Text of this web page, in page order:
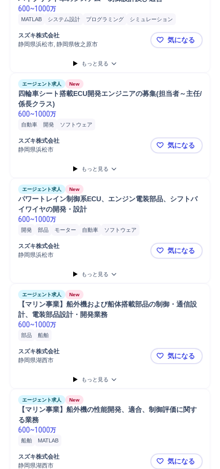
600~1000万
MATLAB システム設計 プログラミング
シミュレーション
電子工学
電池/電子材料
スズキ株式会社
静岡県浜松市, 静岡県牧之原市
ハイブリッ
気になる
もっと見る
エージェント求人 New
四輪車シート搭載ECU開発エンジニアの募集(担当者～主任/
係長クラス)
600~1000万
自動車 開発 ソフトウェア
スズキ株式会社
静岡県浜松市
四輪車シー
気になる
もっと見る
エージェント求人 New
パワートレイン制御系ECU、エンジン電装部品、シフトバ
イワイヤの開発・設計
600~1000万
開発 部品 モーター 自動車 ソフトウェア
スズキ株式会社
静岡県浜松市
パワートレ
気になる
もっと見る
エージェント求人 New
【マリン事業】船外機および船体搭載部品の制御・通信設
計、電装部品設計・開発業務
600~1000万
部品 船舶
スズキ株式会社
静岡県湖西市
【マリン事
気になる
もっと見る
エージェント求人 New
【マリン事業】船外機の性能開発、適合、制御評価に関す
る業務
600~1000万
船舶 MATLAB
スズキ株式会社
静岡県湖西市
【マリン事
気になる